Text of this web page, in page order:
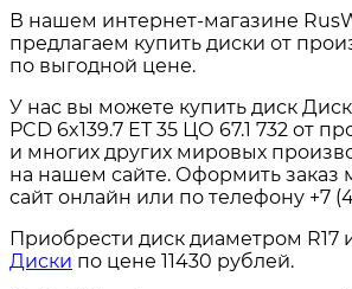
В нашем интернет-магазине
предлагаем купить диски от
по выгодной цене.
У нас вы можете купить диск
PCD 6x139.7 ЕТ 35 ЦО 67.1 732 от
и многих других мировых
на нашем сайте. Оформить заказ
сайт онлайн или по телефону +7
Приобрести диск диаметром R17
Диски по цене 11430 рублей.